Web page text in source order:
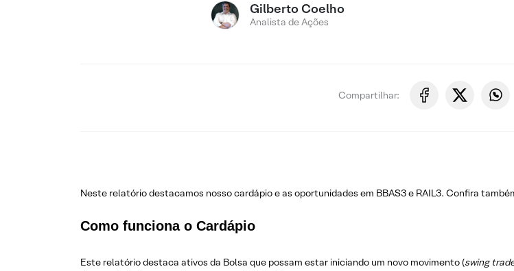
Gilberto Coelho
Analista de Ações
Compartilhar:
Neste relatório destacamos nosso cardápio e as oportunidades em BBAS3 e RAIL3. Confira
Como funciona o Cardápio
Este relatório destaca ativos da Bolsa que possam estar iniciando um novo movimento (swing